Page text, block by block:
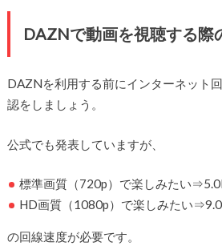
DAZNで動画を視聴する際
DAZNを利用する前にインターネット
認をしましょう。
公式でも発表していますが、
標準画質（720p）で楽しみたい
HD画質（1080p）で楽しみたい
の回線速度が必要です。